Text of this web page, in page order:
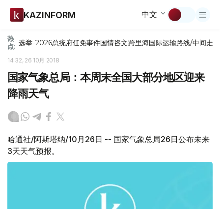
KAZINFORM 中文
热
点: 选举-2026总统府任免事件国情咨文跨里海国际运输路线/中间走廊
14:32, 26 10月 2018
国家气象总局：本周末全国大部分地区迎来
降雨天气
哈通社/阿斯塔纳/10月26日 -- 国家气象总局26日公布未来
3天天气预报。